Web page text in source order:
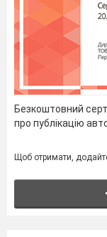
Безкоштовний
про публікацію
Щоб отримати,